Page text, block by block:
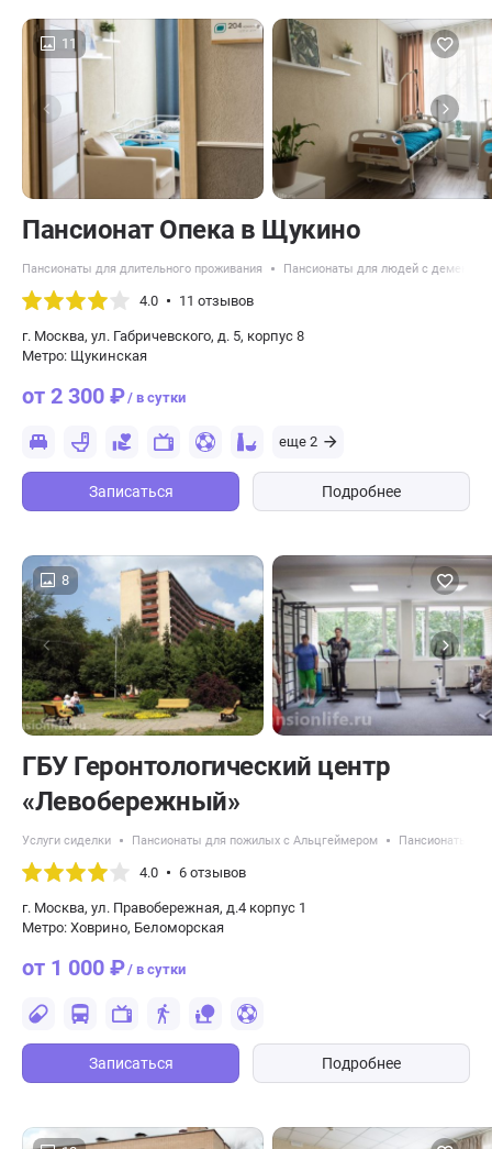
11
Пансионат Опека в Щукино
Пансионаты для длительного проживания Пансионаты для людей с
4.0 11 отзывов
г. Москва, ул. Габричевского, д. 5, корпус 8
Метро: Щукинская
от 2 300 ₽/ в сутки
еще 2
Записаться Подробнее
8
ГБУ Геронтологический центр
«Левобережный»
Услуги сиделки Пансионаты для пожилых с Альцгеймером Пансионаты
4.0 6 отзывов
г. Москва, ул. Правобережная, д.4 корпус 1
Метро: Ховрино, Беломорская
от 1 000 ₽/ в сутки
Записаться Подробнее